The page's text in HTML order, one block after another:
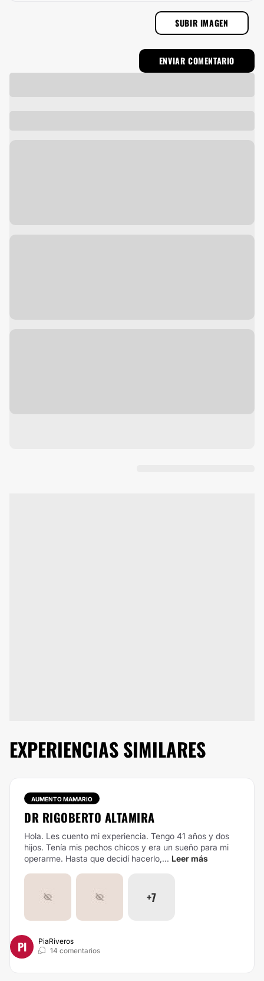
SUBIR IMAGEN
EXPERIENCIAS SIMILARES
AUMENTO MAMARIO
DR RIGOBERTO ALTAMIRA
Hola. Les cuento mi experiencia. Tengo 41 años y dos
hijos. Tenía mis pechos chicos y era un sueño para mi
operarme. Hasta que decidí hacerlo,... Leer más
+7
PI
PiaRiveros
14 comentarios